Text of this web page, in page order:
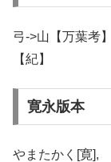
弓->山【万葉考
【紀】
寛永版本
やまたかく[寛],